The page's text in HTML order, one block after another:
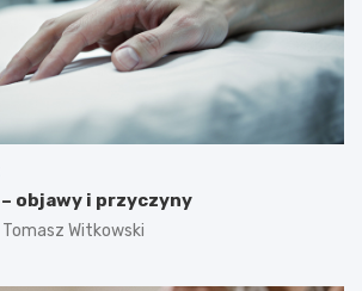
objawy i przyczyny
Tomasz Witkowski